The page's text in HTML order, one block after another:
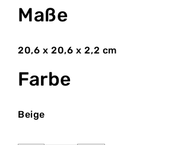
Maße
20,6 x 20,6 x 2,2 cm
Farbe
Beige